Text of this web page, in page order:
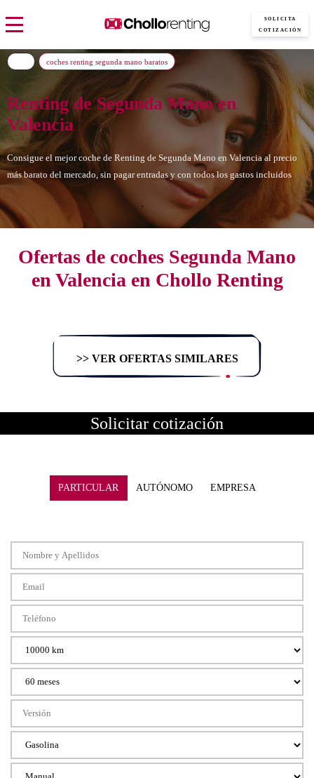
SOLICITA
COTIZACIÓN
Renting de Segunda Mano en
Valencia
Consigue el mejor coche de Renting de Segunda Mano en Valencia al precio
más barato del mercado, sin pagar entradas y con todos los gastos incluidos
coches renting segunda mano baratos
Ofertas de coches Segunda Mano
en Valencia en Chollo Renting
>> VER OFERTAS SIMILARES
Solicitar cotización
PARTICULAR AUTÓNOMO EMPRESA